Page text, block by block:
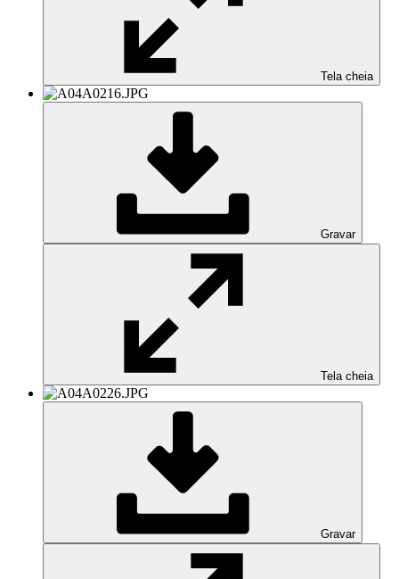
Tela cheia
Gravar
Tela cheia
Gravar